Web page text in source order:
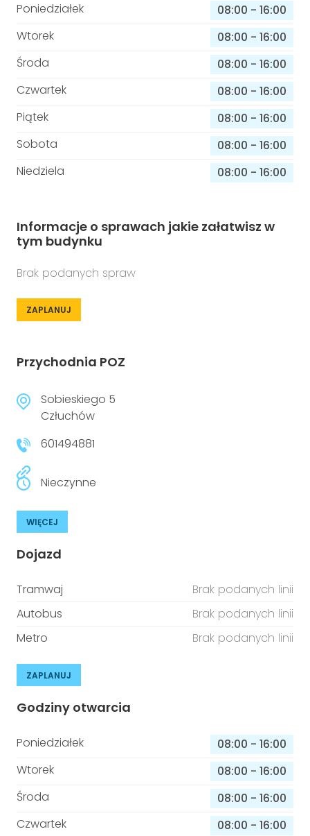
Poniedziałek 08:00 - 16:00
Wtorek
08:00 - 16:00
Środa
08:00 - 16:00
Czwartek
08:00 - 16:00
Piątek
08:00 - 16:00
Sobota
08:00 - 16:00
Niedziela
08:00 - 16:00
Informacje o sprawach jakie załatwisz w
tym budynku
Brak podanych spraw
ZAPLANUJ
Przychodnia POZ
Sobieskiego 5
Człuchów
601494881
Nieczynne
WIĘCEJ
Dojazd
Tramwaj
Brak podanych linii
Autobus
Brak podanych linii
Metro
Brak podanych linii
ZAPLANUJ
Godziny otwarcia
Poniedziałek 08:00 - 16:00
Wtorek
08:00 - 16:00
Środa
08:00 - 16:00
Czwartek
08:00 - 16:00